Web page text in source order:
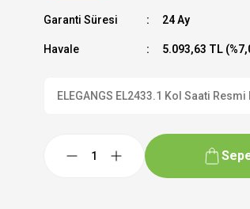
Garanti Süresi 24 Ay
Havale 5.093,63 TL
ELEGANGS EL2433.1 Kol Saati